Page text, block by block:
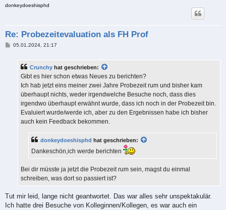
donkeydoeshisphd
Re: Probezeitevaluation als FH Prof
B05.01.2024, 21:17
Crunchy hat geschrieben:
Gibt es hier schon etwas Neues zu berichten?
Ich hab jetzt eins meiner zwei Jahre Probezeit rum und bisher kam
überhaupt nichts, weder irgendwelche Besuche noch, dass dies
irgendwo überhaupt erwähnt wurde, dass ich noch in der Probezeit bin.
Evaluiert wurde/werde ich, aber zu den Ergebnissen habe ich bisher
auch kein Feedback bekommen.
donkeydoeshisphd hat geschrieben:
Dankeschön,ich werde berichten
Bei dir müsste ja jetzt die Probezeit rum sein, magst du einmal
schreiben, was dort so passiert ist?
Tut mir leid, lange nicht geantwortet. Das war alles sehr unspektakulär.
Ich hatte drei Besuche von Kolleginnen/Kollegen, es war auch ein